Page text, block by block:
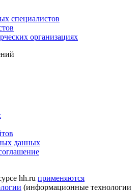
специалистов
организациях
данных
hh.ru применяются
(информационные технологии